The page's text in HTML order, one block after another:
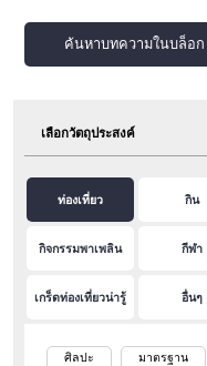
ค้นหาบทความในบล็อก
เลือกวัตถุประสงค์
ท่องเที่ยว กิน
กิจกรรมพาเพลิน กีฬา
เกร็ดท่องเที่ยวน่ารู้ อื่นๆ
ศิลปะ มาตรฐาน